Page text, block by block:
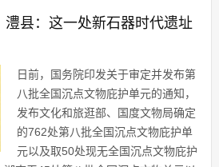
澧县：这一处新石器时代遗址
日前，国务院印发关于审定并发布第
八批全国沉点文物庇护单元的通知，
发布文化和旅逛部、国度文物局确定
的762处第八批全国沉点文物庇护单
元以及取50处现无全国沉点文物庇护